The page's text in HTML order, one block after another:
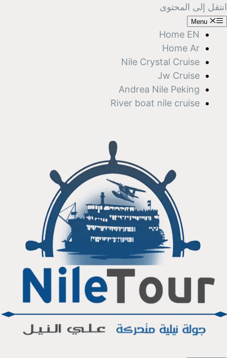
انتقل إلى المحتوى
Menu
Home EN
Home Ar
Nile Crystal Cruise
Jw Cruise
Andrea Nile Peking
River boat nile cruise